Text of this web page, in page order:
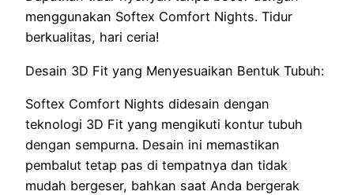
menggunakan Softex Comfort Nights. Tidur
berkualitas, hari ceria!
Desain 3D Fit yang Menyesuaikan Bentuk Tubuh:
Softex Comfort Nights didesain dengan
teknologi 3D Fit yang mengikuti kontur tubuh
dengan sempurna. Desain ini memastikan
pembalut tetap pas di tempatnya dan tidak
mudah bergeser, bahkan saat Anda bergerak